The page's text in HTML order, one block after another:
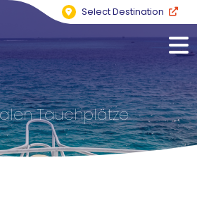
Select Destination
Tauchplätze